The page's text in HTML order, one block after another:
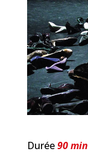
Durée90 min